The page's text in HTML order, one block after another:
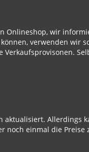
Onlineshop, wir
verwenden wir
aktualisiert. Allerdings
noch einmal die Preise